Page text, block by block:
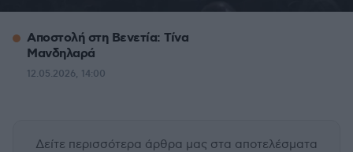
Αποστολή στη Βενετία: Τίνα
Μανδηλαρά
12.05.2026, 14:00
Δείτε περισσότερα άρθρα μας στα αποτελέσματα